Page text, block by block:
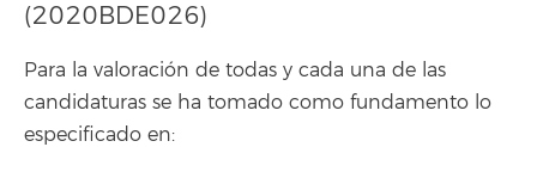
(2020BDE026)
Para la valoración de todas y cada una de las
candidaturas se ha tomado como fundamento lo
especificado en: